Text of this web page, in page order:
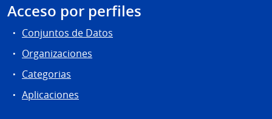
Acceso por perfiles
Conjuntos de Datos
Organizaciones
Categorias
Aplicaciones